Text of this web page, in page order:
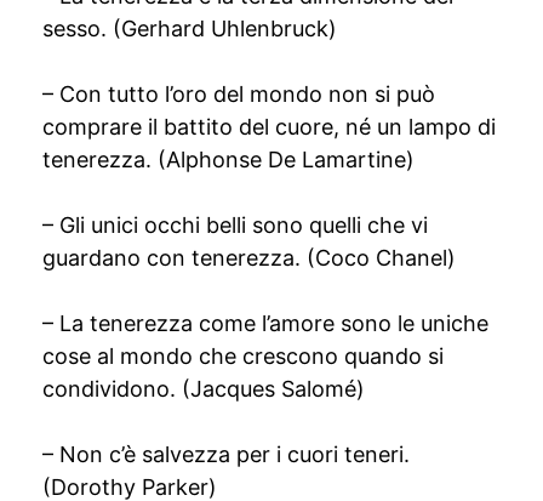
sesso. (Gerhard Uhlenbruck)
– Con tutto l’oro del mondo non si può
comprare il battito del cuore, né un lampo di
tenerezza. (Alphonse De Lamartine)
– Gli unici occhi belli sono quelli che vi
guardano con tenerezza. (Coco Chanel)
– La tenerezza come l’amore sono le uniche
cose al mondo che crescono quando si
condividono. (Jacques Salomé)
– Non c’è salvezza per i cuori teneri.
(Dorothy Parker)